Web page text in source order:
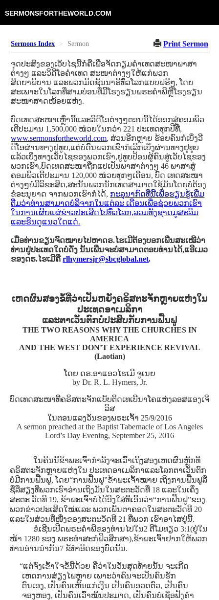
SERMONSFORTHEWORLD.COM
Sermons Index Sermon Print Sermon
ຈຸດປະສົງຂອງເວັບໄຊນີ້ກໍຄືເພື່ອຈັດກຽມຄໍາເທດສະໜາພາສາ
ຕ່າງໆ ແລະວິດີໂອຄໍາເທດ ສະໜາຕ່າງໆໃຫ້ແກ່ພວກ
ສິດຍາພິບານ ແລະພວກມິດຊັນນາຣີທົ່ວໂລກແບບຟຣີໆ, ໂດຍ
ສະເພາະໃນໂລກທີ່ສາມບ່ອນທີ່ມີິໂຮງຮຽນພຣະຄໍາພີຫຼືໂຮງຮຽນ
ສະໜາສາດໜ້ອຍແຫ່ງ.
ບົດເທດສະໜາເຫຼົ່ານີ້ແລະວິດີໂອຕ່າງໆຕອນນີ້ໄດ້ອອກສູ່ຄອມພິວ
ເຕີປະມານ 1,500,000 ໜ່ວຍໃນກວ່າ 221 ປະເທດທຸກປີທີ່,
www.sermonsfortheworld.com, ສ່ວນອີກຫຼາຍ ຮ້ອຍຄົນກໍເບິ່ງວີ
ດີໂອຜ່ານທາງຢູທູບ,ແຕ່ບໍ່ດົນພວກເຂົາກໍເລີກເບິ່ງຜ່ານທາງຢູທູບ
ແລ້ວເບິ່ງທາງເວັບໄຊຂອງພວກເຮົາ,ຢູທູບປ້ອນຜູ້ຄົນສູ່ເວັບໄຊຂອງ
ພວກເຮົາ,ບົດເທດສະໜາຖືກແປເປັນພາສາຕ່າງໆ 46 ພາສາສູ່
ຄອມພິວເຕີປະມານ 120,000 ໜ່ວຍທຸກໆເດືອນ, ບົດ ເທດສະໜາ
ຕ່າງໆບໍ່ມີລິຂະສິດ,ສະນັ້ນພວກນັກເທດສາມາດໃຊ້ມັນໂດຍບໍ່ຕ້ອງ
ຂໍອະນຸຍາດ ຈາກພວກເຮົາກໍໄດ້, ກະລຸນາກົດທີ່ນີ້ເພື່ອຮຽນຮູ້ເພີ່ມ
ຕື່ມວ່າທ່ານສາມາດບໍລິຈາກໃນແຕ່ລະ ເດືອນເພື່ອຊ່ວຍພວກເຮົາ
ໃນການເຜີຍແຜ່ຂ່າວປະເສີດໄປທົ່ວໂລກ,ລວມທັງຊາດມູສະລິມ
ແລະຮິນດູແນວໃດແດ່.
ເມື່ອທ່ານຂຽນຈົດໝາຍໄປຫາດຣ.ໄຮເມີຕ້ອງບອກເພີ່ນສະເໝີວ່າ
ທ່ານຢູ່ປະເທດໃດບໍ່ດັ່ງ ນັ້ນເພີ່ນຈະບໍ່ສາມາດຕອບທ່ານໄດ້,ແອີເມວ
ຂອງດຣ.ໄຮເມີຄືrlhymersjr@sbcglobal.net.
ເຫດຜົນສອງຂໍ້ທີ່ວ່າເປັນຫຍັງຄຣິສຕະຈັກຫຼາຍແຫ່ງໃນ
ປະເທດອາເມລິກາ
ແລະຕາເວັນຕົກບໍ່ປະສົບກັບການຟື້ນຟູ
THE TWO REASONS WHY THE CHURCHES IN
AMERICA
AND THE WEST DON’T EXPERIENCE REVIVAL
(Laotian)
ໂດຍ ດຣ.ອາແອວໄຮເມີ ຈູເນຍ
by Dr. R. L. Hymers, Jr.
ບົດເທດສະໜາທີ່ຄຣິສຕະຈັກແບັບຕິດເທເບີນາໂຄແຫ່ງລອສແອງເຈີ
ລິສ
ໃນຕອນແລງວັນຂອງພຣະເຈົ້າ 25/9/2016
A sermon preached at the Baptist Tabernacle of Los Angeles
Lord’s Day Evening, September 25, 2016
ໃນຄືນນີ້ຂ້າພະເຈົ້າກໍາລັງຈະເວົ້າເຖິງສອງເຫດຜົນຫຼັກທີ່
ຄຣິສຕະຈັກຫຼາຍແຫ່ງໃນ ປະເທດອາເມລິກາແລະໂລກຕາເວັນຕົກ
ບໍ່ມີການຟື້ນຟູ, ໂດຍ“ການຟື້ນຟູ”ຂ້າພະເຈົ້າໝາຍ ເຖິງການຟື້ນຟູລື
ຊື່ລືສຽງທີ່ພວກເຮົາອ່ານເຖິງມັນໃນສະຕະວັດທີ່ 18 ແລະໃນເຄິ່ງ
ສະຕະ ວັດທີ 19, ຂ້າພະເຈົ້າບໍ່ໄດ້ອີງໃສ່ທີ່ເອີ້ນວ່າ“ການຟື້ນຟູ”ຂອງ
ພວກຂ່າວປະເສີດໃໝ່ແລະ ພວກເພັນຕາຄອດໃນສະຕະວັດທີ 20
ແລະໃນສ່ວນທີ່ໜື່ງຂອງສະຕະວັດທີ 21 ທີ່ພວກ ເຮົາອາໄສຢູ່ນີ້.
ຂໍເຊີນເປີດພຣະຄໍາພີຂອງທ່ານໄປໃນ2 ຕີໂມທຽວ 3:1(ຢູ່ໃນ
ໜ້າ 1280 ຂອງ ພຣະທໍາສະກໍຟິວສຶກສາ),ຂ້າພະເຈົ້າຢາກໃຫ້ພວກ
ທ່ານອ່ານນໍາກັນ7 ຂໍ້ທໍາອິດຂອງບົດນັ້ນ.
“ແຕ່ຈົ່ງເຂົ້າໃຈຂໍ້ນີ້ດ້ວຍ ຄືວ່າໃນວັນສຸດທ້າຍນັ້ນ ຈະເກີດ
ເຫດການສ່ຽງໄພຫຼາຍ ເພາະວ່າຄົນຈະເປັນຄົນຮັກ
ຕົນເອງ, ເປັນຄົນເຫັນແກ່ເງີນ ເປັນຄົນອວດຕົວ, ເປັນຄົນ
ຈອງຫອງ, ເປັນຄົນເວົ້າໝິ່ນປະມາດ, ເປັນຄົນບໍ່ເຊື່ອຟັງຄຳ